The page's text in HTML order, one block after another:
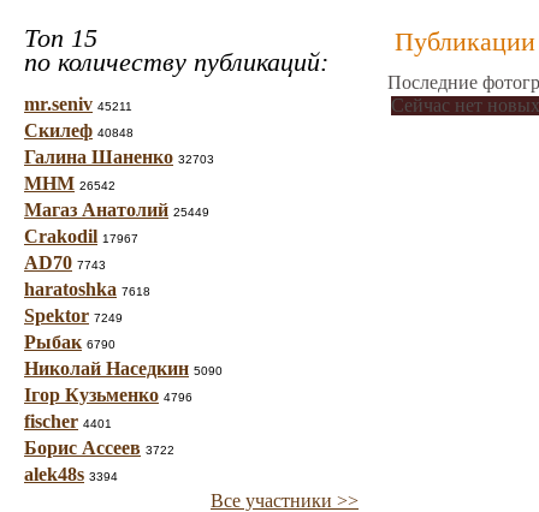
Топ 15
по количеству публикаций:
mr.seniv 45211
Скилеф 40848
Галина Шаненко 32703
МНМ 26542
Магаз Анатолий 25449
Crakodil 17967
AD70 7743
haratoshka 7618
Spektor 7249
Рыбак 6790
Николай Наседкин 5090
Ігор Кузьменко 4796
fischer 4401
Борис Ассеев 3722
alek48s 3394
Все участники >>
Публикации
Последние
Сейчас нет